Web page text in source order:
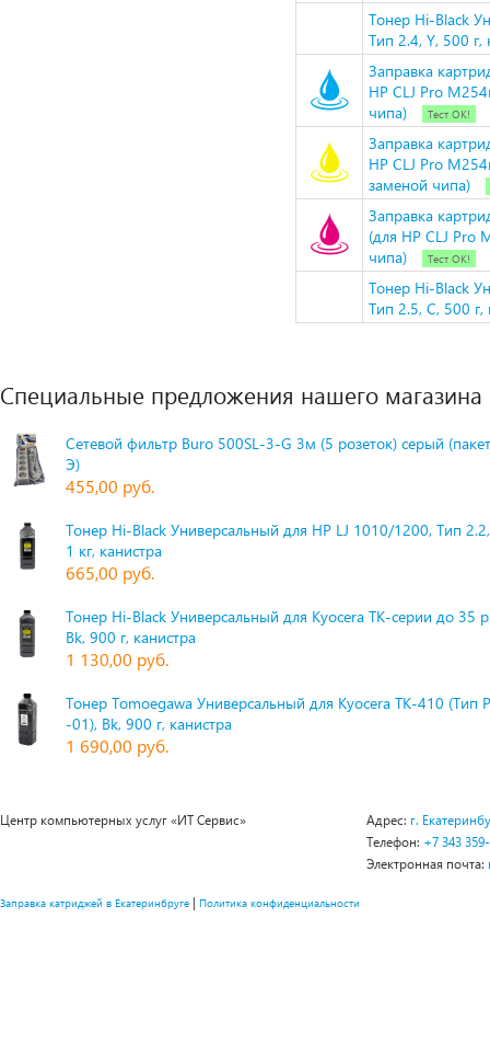
Тонер Hi-Black
Тип 2.4, Y, 500 г,
Заправка
HP CLJ Pro
чипа)
Тест ОК!
Заправка
HP CLJ Pro
заменой чипа)
Заправка
(для HP CLJ
чипа)
Тест ОК!
Тонер Hi-Black
Тип 2.5, C, 500 г,
Специальные предложения нашего магазина
Сетевой фильтр Buro 500SL-3-G 3м (5 розеток) серый
Э)
455,00 руб.
Тонер Hi-Black Универсальный для HP LJ 1010/1200, Тип
1 кг, канистра
665,00 руб.
Тонер Hi-Black Универсальный для Kyocera TK-серии до 35
Bk, 900 г, канистра
1 130,00 руб.
Тонер Tomoegawa Универсальный для Kyocera TK-410 (Тип
-01), Bk, 900 г, канистра
1 690,00 руб.
Центр компьютерных услуг «ИТ Сервис» Адрес: г.
Телефон: +7 343
Электронная почта:
Заправка катриджей в Екатеринбруге | Политика конфиденциальности